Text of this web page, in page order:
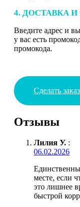
4. ДОСТАВКА
Введите адрес и
у вас есть
промокода.
Сделать заказ
Отзывы
Лилия У. :
06.02.2026
месте, если
это лишнее
быстрой